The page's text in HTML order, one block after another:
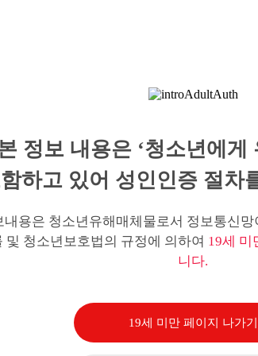
정보 내용은 ‘청소년에게
하고 있어 성인인증 절차
내용은 청소년유해매체물로서 정보통신
및 청소년보호법의 규정에 의하여 19세 미
니다.
19세 미만 페이지 나가기